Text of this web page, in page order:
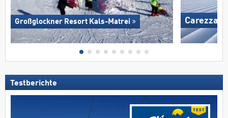
Großglockner Resort Kals-Matrei Carezza
Testberichte